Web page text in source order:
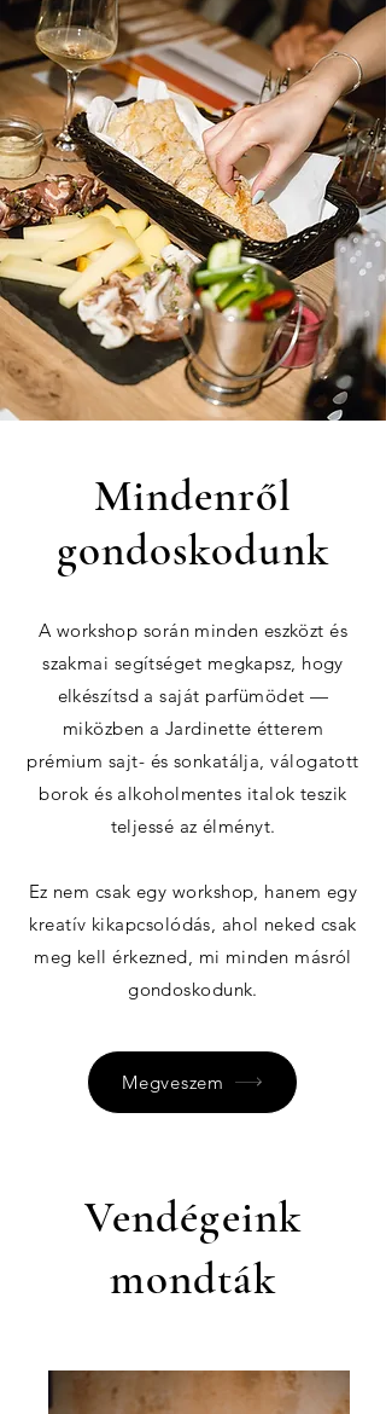
Mindenről
gondoskodunk
A workshop során minden eszközt és
szakmai segítséget megkapsz, hogy
elkészítsd a saját parfümödet —
miközben a Jardinette étterem
prémium sajt- és sonkatálja, válogatott
borok és alkoholmentes italok teszik
teljessé az élményt.
Ez nem csak egy workshop, hanem egy
kreatív kikapcsolódás, ahol neked csak
meg kell érkezned, mi minden másról
gondoskodunk.
Megveszem
Vendégeink
mondták